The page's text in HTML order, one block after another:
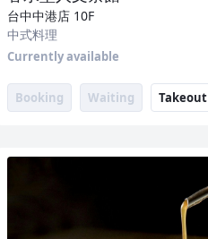
台中中港店 10F
中式料理
Currently available
Booking Waiting Takeout